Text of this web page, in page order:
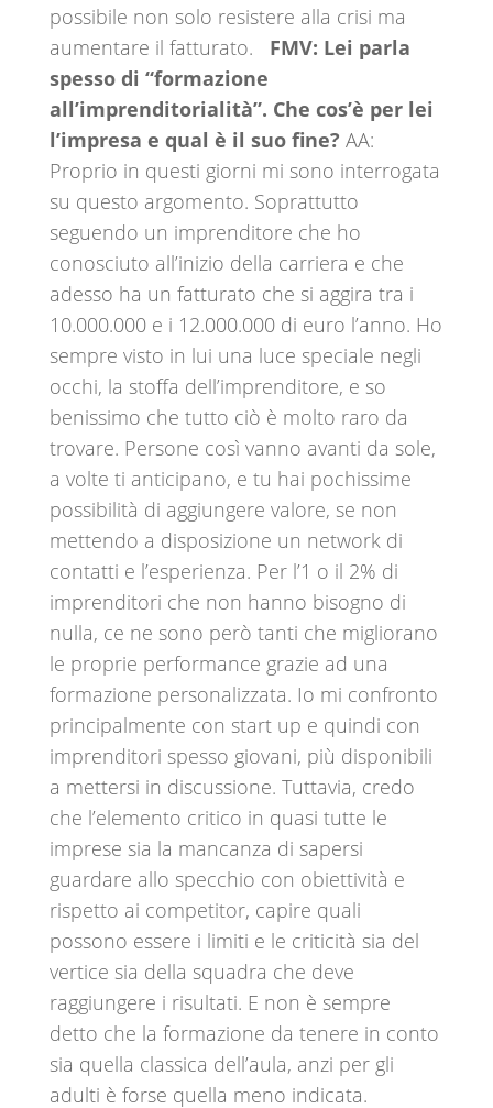
possibile non solo resistere alla crisi ma
aumentare il fatturato. FMV: Lei parla
spesso di “formazione
all’imprenditorialità”. Che cos’è per lei
l’impresa e qual è il suo fine? AA:
Proprio in questi giorni mi sono interrogata
su questo argomento. Soprattutto
seguendo un imprenditore che ho
conosciuto all’inizio della carriera e che
adesso ha un fatturato che si aggira tra i
10.000.000 e i 12.000.000 di euro l’anno. Ho
sempre visto in lui una luce speciale negli
occhi, la stoffa dell’imprenditore, e so
benissimo che tutto ciò è molto raro da
trovare. Persone così vanno avanti da sole,
a volte ti anticipano, e tu hai pochissime
possibilità di aggiungere valore, se non
mettendo a disposizione un network di
contatti e l’esperienza. Per l’1 o il 2% di
imprenditori che non hanno bisogno di
nulla, ce ne sono però tanti che migliorano
le proprie performance grazie ad una
formazione personalizzata. Io mi confronto
principalmente con start up e quindi con
imprenditori spesso giovani, più disponibili
a mettersi in discussione. Tuttavia, credo
che l’elemento critico in quasi tutte le
imprese sia la mancanza di sapersi
guardare allo specchio con obiettività e
rispetto ai competitor, capire quali
possono essere i limiti e le criticità sia del
vertice sia della squadra che deve
raggiungere i risultati. E non è sempre
detto che la formazione da tenere in conto
sia quella classica dell’aula, anzi per gli
adulti è forse quella meno indicata.